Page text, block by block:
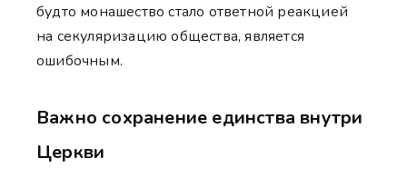
будто монашество стало ответной реакцией
на секуляризацию общества, является
ошибочным.
Важно сохранение единства внутри
Церкви